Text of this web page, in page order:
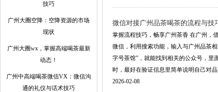
技巧
‌广州大圈空降‌：空降资源的市场
现状
广州大圈wx，掌握高端喝茶最新
动态！
‌广州中高端喝茶微信VX‌：微信沟
通的礼仪与话术技巧
微信对接广州品茶喝茶的流程与技
掌握流程技巧，畅享广州茶香 在广州，
微信，利用搜索功能，输入与广州品茶
字号茶馆”，就能找到相关的公众号，里
时，最好在验证信息里简单说明自己对
2026-02-08